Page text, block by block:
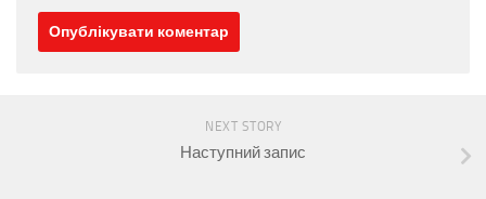
NEXT STORY
Наступний запис